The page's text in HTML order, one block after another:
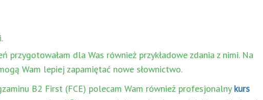
przygotowałam dla Was również przykładowe zdania z nimi. Na
Wam lepiej zapamiętać nowe słownictwo.
B2 First (FCE) polecam Wam również profesjonalny kurs